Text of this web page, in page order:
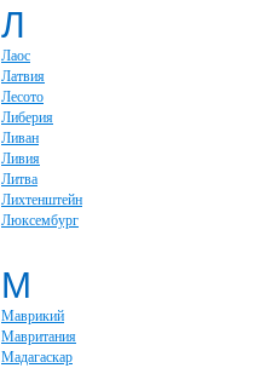
Л
Лаос
Латвия
Лесото
Либерия
Ливан
Ливия
Литва
Лихтенштейн
Люксембург
М
Маврикий
Мавритания
Мадагаскар